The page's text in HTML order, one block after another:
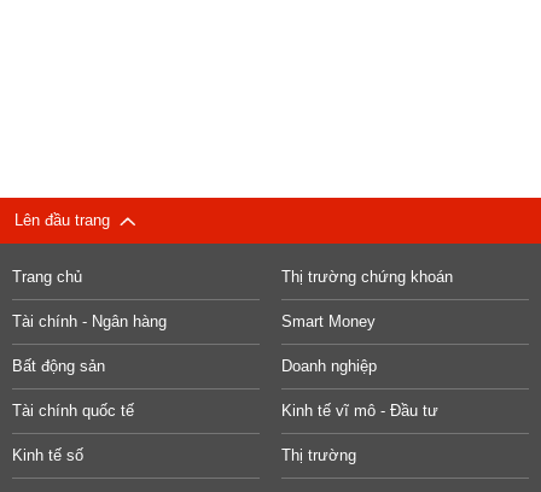
Lên đầu trang
Trang chủ Thị trường chứng khoán
Tài chính - Ngân hàng Smart Money
Bất động sản Doanh nghiệp
Tài chính quốc tế Kinh tế vĩ mô - Đầu tư
Kinh tế số Thị trường